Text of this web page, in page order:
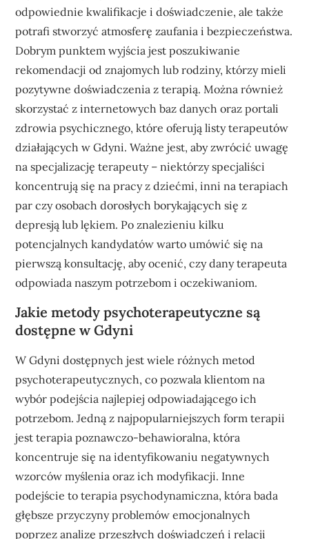
odpowiednie kwalifikacje i doświadczenie, ale także
potrafi stworzyć atmosferę zaufania i bezpieczeństwa.
Dobrym punktem wyjścia jest poszukiwanie
rekomendacji od znajomych lub rodziny, którzy mieli
pozytywne doświadczenia z terapią. Można również
skorzystać z internetowych baz danych oraz portali
zdrowia psychicznego, które oferują listy terapeutów
działających w Gdyni. Ważne jest, aby zwrócić uwagę
na specjalizację terapeuty – niektórzy specjaliści
koncentrują się na pracy z dziećmi, inni na terapiach
par czy osobach dorosłych borykających się z
depresją lub lękiem. Po znalezieniu kilku
potencjalnych kandydatów warto umówić się na
pierwszą konsultację, aby ocenić, czy dany terapeuta
odpowiada naszym potrzebom i oczekiwaniom.
Jakie metody psychoterapeutyczne są
dostępne w Gdyni
W Gdyni dostępnych jest wiele różnych metod
psychoterapeutycznych, co pozwala klientom na
wybór podejścia najlepiej odpowiadającego ich
potrzebom. Jedną z najpopularniejszych form terapii
jest terapia poznawczo-behawioralna, która
koncentruje się na identyfikowaniu negatywnych
wzorców myślenia oraz ich modyfikacji. Inne
podejście to terapia psychodynamiczna, która bada
głębsze przyczyny problemów emocjonalnych
poprzez analizę przeszłych doświadczeń i relacji